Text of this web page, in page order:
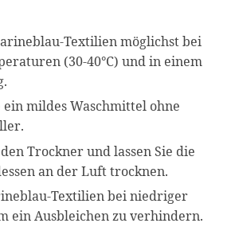
Textilien möglichst bei
(30-40°C) und in einem
ein mildes Waschmittel ohne
Trockner und lassen Sie die
an der Luft trocknen.
Textilien bei niedriger
ein Ausbleichen zu verhindern.